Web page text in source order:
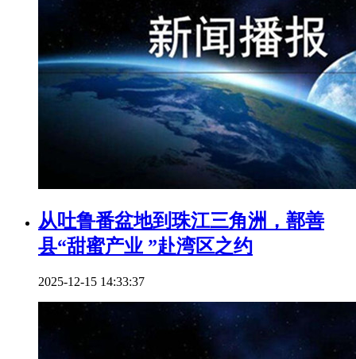
从吐鲁番盆地到珠江三角洲，鄯善
县“甜蜜产业 ”赴湾区之约
2025-12-15 14:33:37